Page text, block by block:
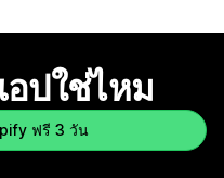
อปใช่ไหม
ฟรี 3 วัน